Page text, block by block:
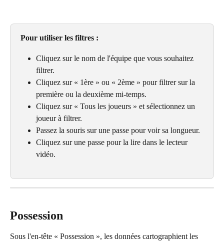
Pour utiliser les filtres :
Cliquez sur le nom de l'équipe que vous souhaitez
filtrer.
Cliquez sur « 1ère » ou « 2ème » pour filtrer sur la
première ou la deuxième mi-temps.
Cliquez sur « Tous les joueurs » et sélectionnez un
joueur à filtrer.
Passez la souris sur une passe pour voir sa longueur.
Cliquez sur une passe pour la lire dans le lecteur
vidéo.
Possession
Sous l'en-tête « Possession », les données cartographient les